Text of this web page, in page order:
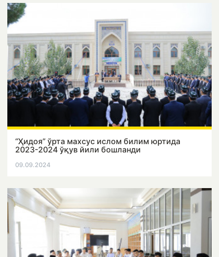
“Ҳидоя” ўрта махсус ислом билим юртида
2023-2024 ўқув йили бошланди
09.09.2024